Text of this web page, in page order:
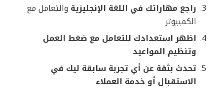
راجع مهاراتك في اللغة الإنجليزية والتعامل مع
الكمبيوتر
اظهر استعدادك للتعامل مع ضغط العمل
وتنظيم المواعيد
تحدث بثقة عن أي تجربة سابقة ليك في
الاستقبال أو خدمة العملاء